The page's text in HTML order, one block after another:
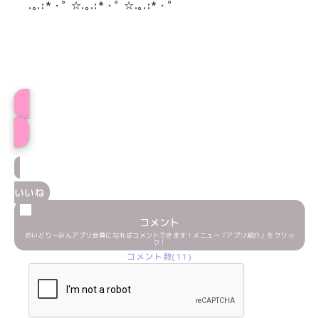
.｡.:*・ﾟ ☆.｡.:*・ﾟ ☆.｡.:*・ﾟ
いいね
コメント
めいどりーみんアプリ会員になればコメントできます！メニュー「アプリ紹介」をクリッ
ク！
コメント数(11)